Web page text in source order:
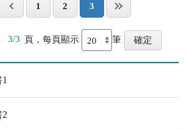
1 2 3
3/3 頁，每頁顯示 筆